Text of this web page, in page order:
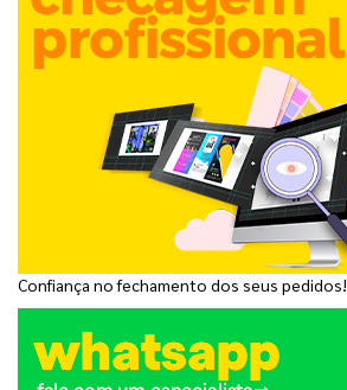
Confiança no fechamento dos seus pedidos!